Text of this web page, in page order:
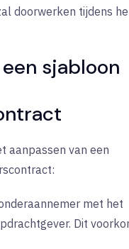
doorwerken tijdens
sjabloon
aanpassen van een
met het
Dit